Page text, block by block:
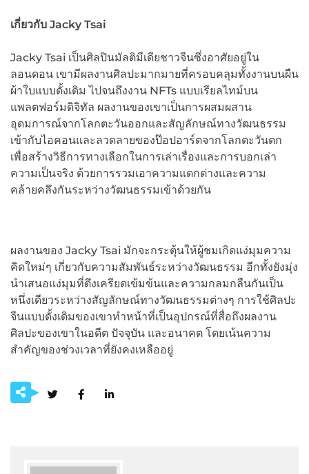
เกี่ยวกับ Jacky Tsai
Jacky Tsai เป็นศิลปินมัลติมีเดียชาวจีนซึ่งอาศัยอยู่ใน
ลอนดอน เขามีผลงานศิลปะมากมายที่ครอบคลุมทั้งงานบนผืน
ผ้าใบแบบดั้งเดิม ไปจนถึงงาน NFTs แบบเรียลไทม์บน
แพลตฟอร์มดิจิทัล ผลงานของเขาเป็นการผสมผสาน
อุดมการณ์จากโลกตะวันออกและสัญลักษณ์ทางวัฒนธรรม
เข้ากับไอคอนและลวดลายของป๊อปอาร์ตจากโลกตะวันตก
เพื่อสร้างวิธีการทางเลือกในการเล่าเรื่องและการบอกเล่า
ความเป็นจริง ด้วยการรวมเอาความแตกต่างและความ
คล้ายคลึงกันระหว่างวัฒนธรรมเข้าด้วยกัน
ผลงานของ Jacky Tsai มักจะกระตุ้นให้ผู้ชมเกิดแง่มุมความ
คิดใหม่ๆ เกี่ยวกับความสัมพันธ์ระหว่างวัฒนธรรม อีกทั้งยังมุ่ง
นำเสนอแง่มุมที่ตึงเครียดเข้มข้นและความกลมกลืนกันเป็น
หนึ่งเดียวระหว่างสัญลักษณ์ทางวัฒนธรรมต่างๆ การใช้ศิลปะ
จีนแบบดั้งเดิมของเขาทําหน้าที่เป็นอุปกรณ์ที่สื่อถึงผลงาน
ศิลปะของเขาในอดีต ปัจจุบัน และอนาคต โดยเน้นความ
สำคัญของช่วงเวลาที่ยังคงเหลืออยู่